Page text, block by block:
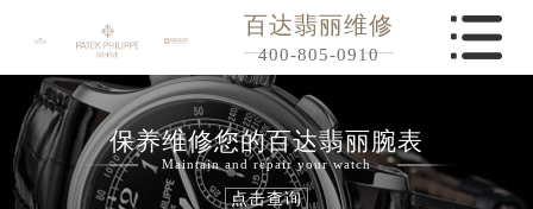
百达翡丽维修
400-805-0910
保养维修您的百达翡丽腕表
Maintain and repair your watch
点击查询